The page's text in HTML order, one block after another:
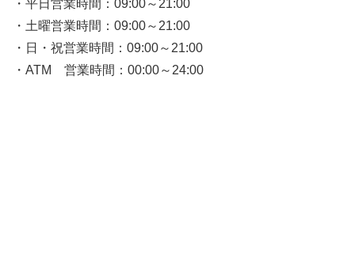
・平日営業時間：09:00～21:00
・土曜営業時間：09:00～21:00
・日・祝営業時間：09:00～21:00
・ATM 営業時間：00:00～24:00